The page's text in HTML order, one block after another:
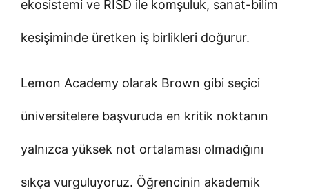
ekosistemi ve RISD ile komşuluk, sanat-bilim
kesişiminde üretken iş birlikleri doğurur.
Lemon Academy olarak Brown gibi seçici
üniversitelere başvuruda en kritik noktanın
yalnızca yüksek not ortalaması olmadığını
sıkça vurguluyoruz. Öğrencinin akademik